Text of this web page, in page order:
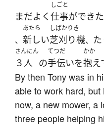
まだよく
しごと
仕事ができた
、
あたら
新しい
しばかりき
芝刈り機、
さんにん
３人 の
てつだ
手伝いを
かか
抱え
By then Tony was in
able to work hard,
now, a new mower, a
three people helping